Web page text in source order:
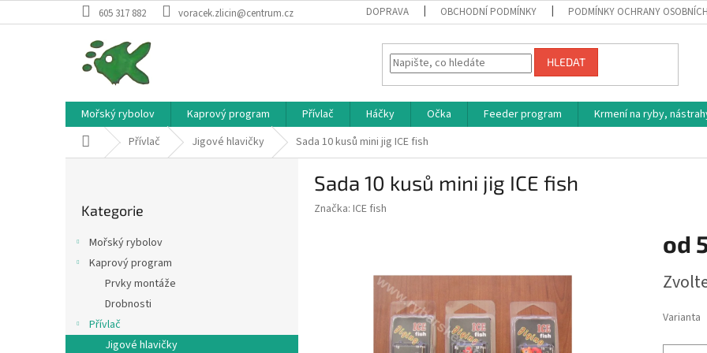
na
605 317 882 voracek.zlicin@centrum.cz DOPRAVA OBCHODNÍ PODMÍNKY PODMÍNKY OCHRANY OSOBNÍCH
HLEDAT
Mořský rybolov Kaprový program Přívlač Háčky Očka Feeder program Krmení na ryby,
Domů Přívlač Jigové hlavičky Sada 10 kusů mini jig ICE fish
a
kategorie
Kategorie
Mořský rybolov
Kaprový program
Prvky montáže
Drobnosti
Přívlač
Jigové hlavičky
Sada 10 kusů mini jig ICE fish
Značka: ICE fish
od
cena:
Varianta